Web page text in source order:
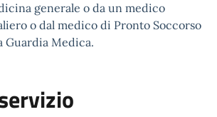
generale o da un medico
o dal medico di Pronto Soccorso
Guardia Medica.